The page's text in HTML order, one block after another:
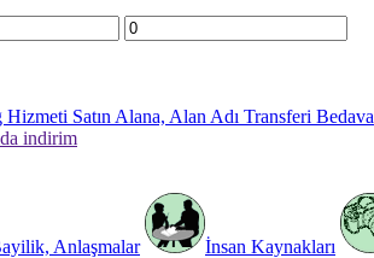
Hizmeti Satın Alana, Alan Adı Transferi Bedava
indirim
Anlaşmalar İnsan Kaynakları